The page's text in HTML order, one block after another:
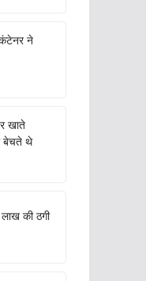
ने
खाते
बेचते थे
की ठगी